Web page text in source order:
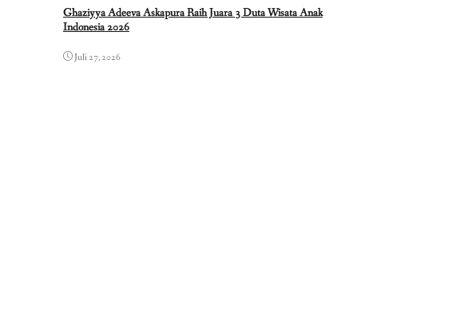
Ghaziyya Adeeva Askapura Raih Juara 3 Duta Wisata Anak
Indonesia 2026
Juli 27, 2026